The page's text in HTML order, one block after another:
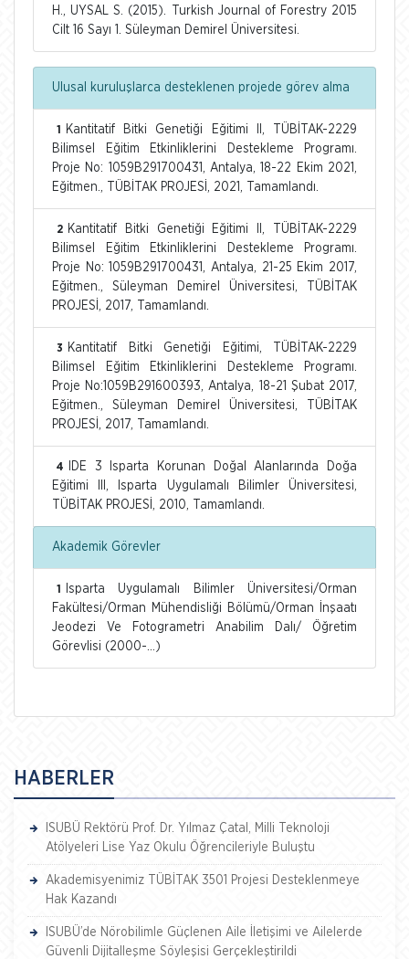
H., UYSAL S. (2015). Turkish Journal of Forestry 2015
Cilt 16 Sayı 1. Süleyman Demirel Üniversitesi.
Ulusal kuruluşlarca desteklenen projede görev alma
1
Kantitatif Bitki Genetiği Eğitimi II, TÜBİTAK-2229
Bilimsel Eğitim Etkinliklerini Destekleme Programı.
Proje No: 1059B291700431, Antalya, 18-22 Ekim 2021,
Eğitmen., TÜBİTAK PROJESİ, 2021, Tamamlandı.
2 Kantitatif Bitki Genetiği Eğitimi II, TÜBİTAK-2229
Bilimsel Eğitim Etkinliklerini Destekleme Programı.
Proje No: 1059B291700431, Antalya, 21-25 Ekim 2017,
Eğitmen., Süleyman Demirel Üniversitesi, TÜBİTAK
PROJESİ, 2017, Tamamlandı.
3
Kantitatif Bitki Genetiği Eğitimi, TÜBİTAK-2229
Bilimsel Eğitim Etkinliklerini Destekleme Programı.
Proje No:1059B291600393, Antalya, 18-21 Şubat 2017,
Eğitmen., Süleyman Demirel Üniversitesi, TÜBİTAK
PROJESİ, 2017, Tamamlandı.
4
IDE 3 Isparta Korunan Doğal Alanlarında Doğa
Eğitimi III, Isparta Uygulamalı Bilimler Üniversitesi,
TÜBİTAK PROJESİ, 2010, Tamamlandı.
Akademik Görevler
1
Isparta Uygulamalı Bilimler Üniversitesi/Orman
Fakültesi/Orman Mühendisliği Bölümü/Orman İnşaatı
Jeodezi Ve Fotogrametri Anabilim Dalı/ Öğretim
Görevlisi (2000-...)
HABERLER
ISUBÜ Rektörü Prof. Dr. Yılmaz Çatal, Milli Teknoloji
Atölyeleri Lise Yaz Okulu Öğrencileriyle Buluştu
Akademisyenimiz TÜBİTAK 3501 Projesi Desteklenmeye
Hak Kazandı
ISUBÜ’de Nörobilimle Güçlenen Aile İletişimi ve Ailelerde
Güvenli Dijitalleşme Söyleşisi Gerçekleştirildi